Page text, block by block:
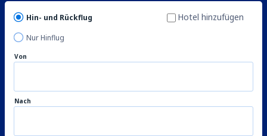
Hin- und Rückflug
Nur Hinflug
Hotel hinzufügen
Von
Nach